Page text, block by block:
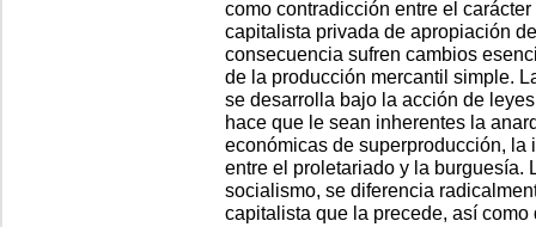
como contradicción entre el
capitalista privada de apropiación
consecuencia sufren cambios
de la producción mercantil simple.
se desarrolla bajo la acción de
hace que le sean inherentes la
económicas de superproducción,
entre el proletariado y la burguesía.
socialismo, se diferencia
capitalista que la precede, así